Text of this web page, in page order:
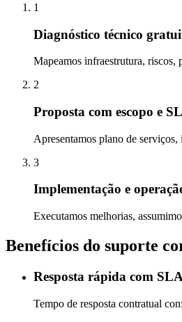
1
Diagnóstico técnico
Mapeamos infraestrutura, riscos,
2
Proposta com escopo e
Apresentamos plano de
3
Implementação e
Executamos melhorias,
Benefícios do suporte
Resposta rápida com SLA
Tempo de resposta contratual